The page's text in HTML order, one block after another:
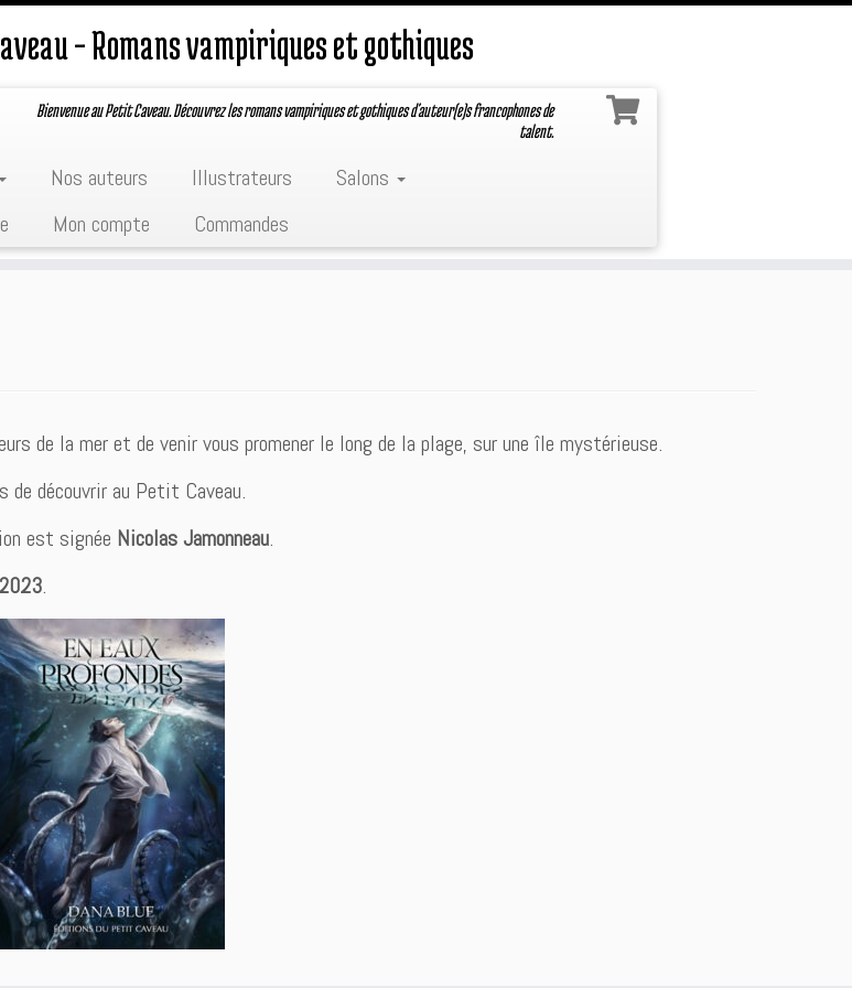
– Romans vampiriques et gothiques
Bienvenue au Petit Caveau. Découvrez les romans vampiriques et gothiques d'auteur(e)s francophones de
talent.
Nos auteurs Illustrateurs
Salons
Mon compte Commandes
de la mer et de venir vous promener le long de la plage, sur une île mystérieuse.
de découvrir au Petit Caveau.
est signée Nicolas Jamonneau.
.